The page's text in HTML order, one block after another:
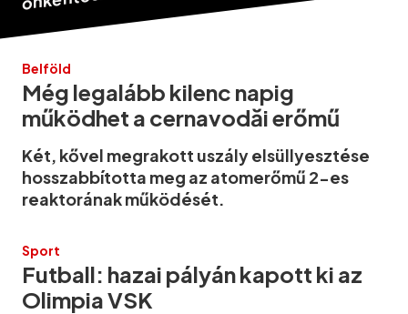
Belföld
Még legalább kilenc napig
működhet a cernavodăi erőmű
Két, kővel megrakott uszály elsüllyesztése
hosszabbította meg az atomerőmű 2-es
reaktorának működését.
Sport
Futball: hazai pályán kapott ki az
Olimpia VSK